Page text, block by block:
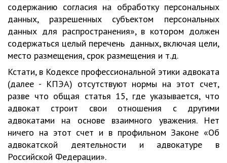
содержанию согласия на обработку персональных
данных, разрешенных субъектом персональных
данных для распространения», в котором должен
содержаться целый перечень данных, включая цели,
место размещения, срок размещения и т.д.
Кстати, в Кодексе профессиональной этики адвоката
(далее - КПЭА) отсутствуют нормы на этот счет,
разве что общая статья 15, где указывается, что
адвокат строит свои отношения с другими
адвокатами на основе взаимного уважения. Нет
ничего на этот счет и в профильном Законе «Об
адвокатской деятельности и адвокатуре в
Российской Федерации».